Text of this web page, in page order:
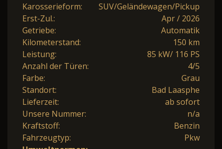
Karosserieform:
SUV/Geländewagen/Pickup
Erst-Zul.:
Apr / 2026
Getriebe:
Automatik
Kilometerstand:
150 km
Leistung:
85 kW/ 116 PS
Anzahl der Türen:
4/5
Farbe:
Grau
Standort:
Bad Laasphe
Lieferzeit:
ab sofort
Unsere Nummer:
n/a
Kraftstoff:
Benzin
Fahrzeugtyp:
Pkw